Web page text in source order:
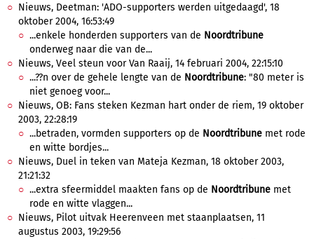
Nieuws, Deetman: 'ADO-supporters werden uitgedaagd', 18
oktober 2004, 16:53:49
...enkele honderden supporters van de Noordtribune
onderweg naar die van de...
Nieuws, Veel steun voor Van Raaij, 14 februari 2004, 22:15:10
...??n over de gehele lengte van de Noordtribune: "80 meter is
niet genoeg voor...
Nieuws, OB: Fans steken Kezman hart onder de riem, 19 oktober
2003, 22:28:19
...betraden, vormden supporters op de Noordtribune met rode
en witte bordjes...
Nieuws, Duel in teken van Mateja Kezman, 18 oktober 2003,
21:21:32
...extra sfeermiddel maakten fans op de Noordtribune met
rode en witte vlaggen...
Nieuws, Pilot uitvak Heerenveen met staanplaatsen, 11
augustus 2003, 19:29:56